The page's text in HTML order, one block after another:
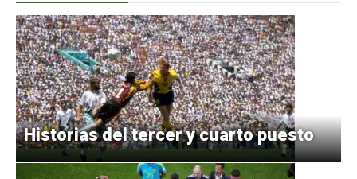
Historias del tercer y cuarto puesto